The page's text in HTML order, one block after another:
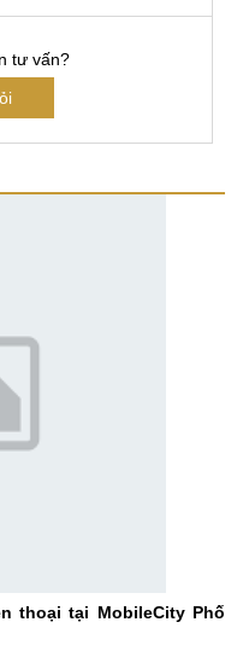
tư vấn?
thoại tại MobileCity Phố